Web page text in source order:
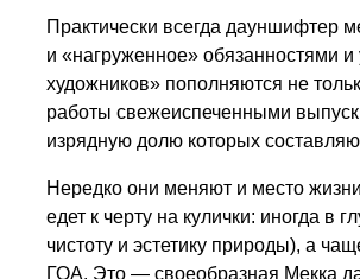
Практически всегда дауншифтер
и «нагруженное» обязанностями
художников» пополняются не
работы свежеиспеченными
изрядную долю которых
Нередко они меняют и место
едет к черту на кулички: иногда в
чистоту и эстетику природы), а
ГОА. Это — своеобразная Мекка